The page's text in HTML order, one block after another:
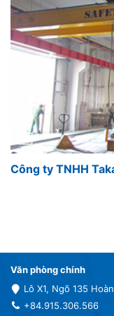
Công ty TNHH
Văn phòng chính
Lô X1, Ngõ 135
+84.915.306.566